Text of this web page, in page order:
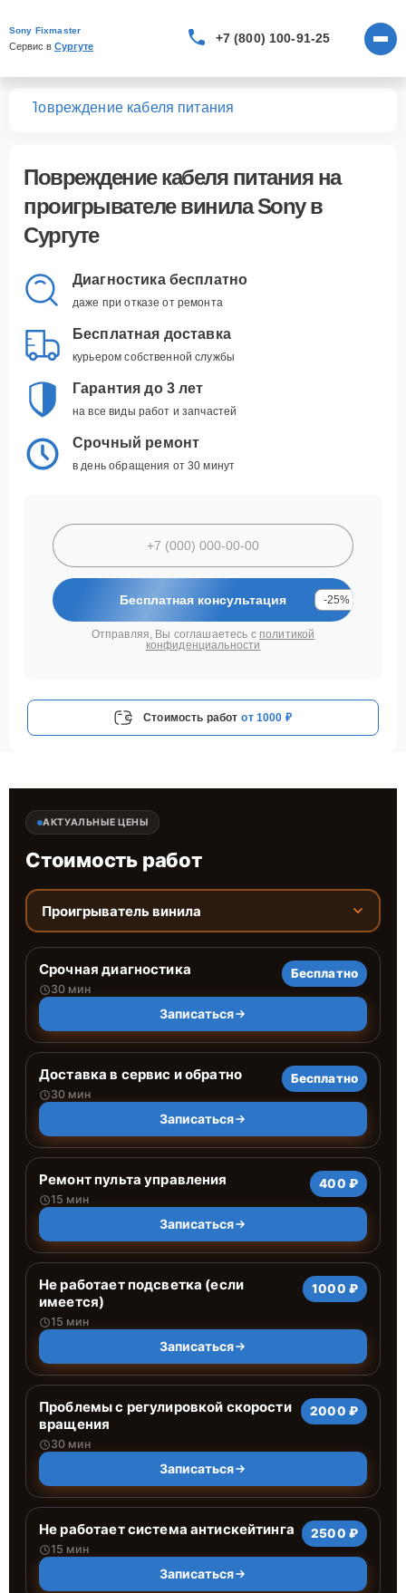
Sony Fixmaster
Сервис в Сургуте
+7 (800) 100-91-25
Повреждение кабеля питания
Повреждение кабеля питанияна
проигрывателе винила Sony в
Сургуте
Диагностика бесплатно
даже при отказе от ремонта
Бесплатная доставка
курьером собственной службы
Гарантия до 3 лет
на все виды работ и запчастей
Срочный ремонт
в день обращения от 30 минут
Бесплатная консультация -25%
Отправляя, Вы соглашаетесь с политикой
конфиденциальности
Стоимость работ от 1000 ₽
АКТУАЛЬНЫЕ ЦЕНЫ
Стоимость работ
Проигрыватель винила
Срочная диагностика
30 мин
Бесплатно
Записаться
Доставка в сервис и обратно
30 мин
Бесплатно
Записаться
Ремонт пульта управления
15 мин
400 ₽
Записаться
Не работает подсветка (если
имеется)
15 мин
1000 ₽
Записаться
Проблемы с регулировкой скорости
вращения
30 мин
2000 ₽
Записаться
Не работает система антискейтинга
15 мин
2500 ₽
Записаться